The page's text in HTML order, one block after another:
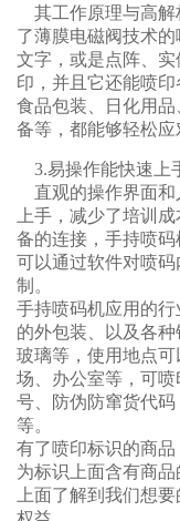
其工作原理与高解
了薄膜电磁阀技术
文字，或是点阵、
印，并且它还能喷
食品包装、日化用
备等，都能够轻松应
3.易操作能快速上
直观的操作界面和
上手，减少了培训
备的连接，手持喷
可以通过软件对喷
制。
手持喷码机应用的
的外包装、以及各
玻璃等，使用地点
场、办公室等，可
号、防伪防窜货代
等。
有了喷印标识的商
为标识上面含有商
上面了解到我们想